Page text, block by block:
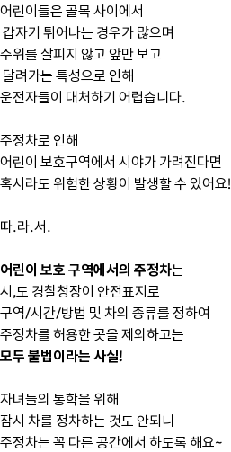
어린이들은 골목 사이에서
갑자기 튀어나는 경우가 많으며
주위를 살피지 않고 앞만 보고
달려가는 특성으로 인해
운전자들이 대처하기 어렵습니다.
주정차로 인해
어린이 보호구역에서 시야가 가려진다면
혹시라도 위험한 상황이 발생할 수 있어요!
따.라.서.
어린이 보호 구역에서의 주정차는
시,도 경찰청장이 안전표지로
구역/시간/방법 및 차의 종류를 정하여
주정차를 허용한 곳을 제외하고는
모두 불법이라는 사실!
자녀들의 통학을 위해
잠시 차를 정차하는 것도 안되니
주정차는 꼭 다른 공간에서 하도록 해요~